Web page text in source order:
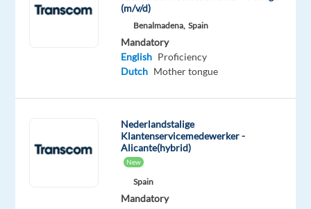
ons.
zoek
klantenservicemedewerkers
(m/v/d)
Benalmadena, Spain
Mandatory
English Proficiency
Dutch Mother tongue
Nederlandstalige
Klantenservicemedewerker -
Alicante(hybrid)
New
Spain
Mandatory